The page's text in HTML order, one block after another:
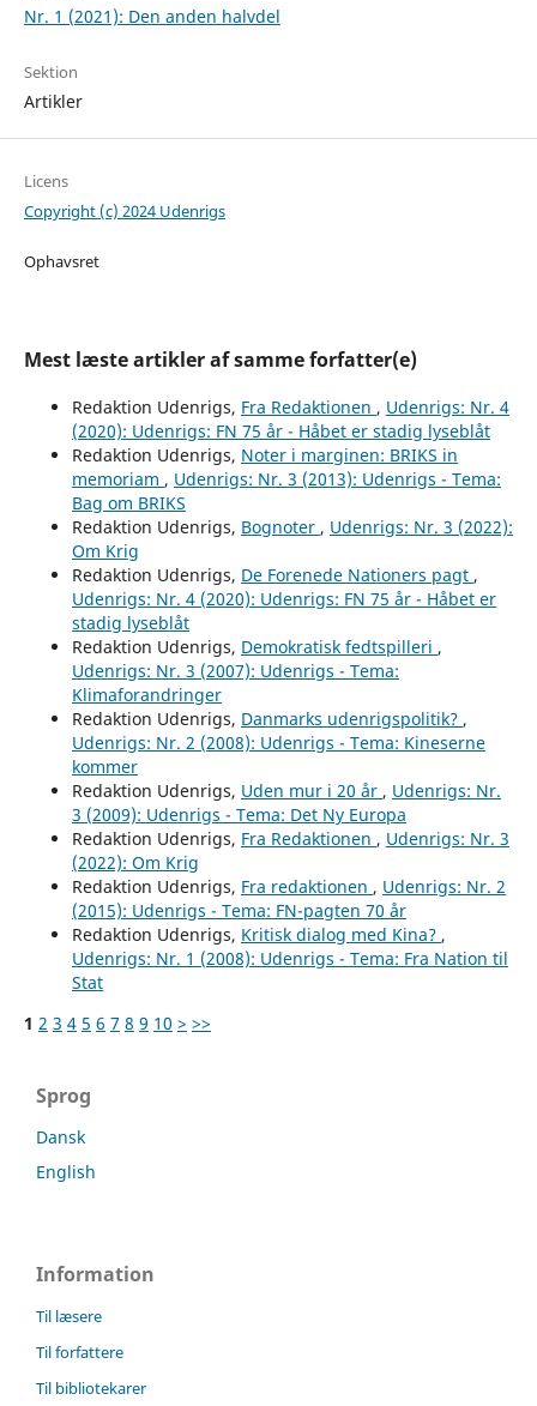
Nr. 1 (2021): Den anden halvdel
Sektion
Artikler
Licens
Copyright (c) 2024 Udenrigs
Ophavsret
Mest læste artikler af samme forfatter(e)
Redaktion Udenrigs, Fra Redaktionen , Udenrigs: Nr. 4
(2020): Udenrigs: FN 75 år - Håbet er stadig lyseblåt
Redaktion Udenrigs, Noter i marginen: BRIKS in
memoriam , Udenrigs: Nr. 3 (2013): Udenrigs - Tema:
Bag om BRIKS
Redaktion Udenrigs, Bognoter , Udenrigs: Nr. 3 (2022):
Om Krig
Redaktion Udenrigs, De Forenede Nationers pagt ,
Udenrigs: Nr. 4 (2020): Udenrigs: FN 75 år - Håbet er
stadig lyseblåt
Redaktion Udenrigs, Demokratisk fedtspilleri ,
Udenrigs: Nr. 3 (2007): Udenrigs - Tema:
Klimaforandringer
Redaktion Udenrigs, Danmarks udenrigspolitik? ,
Udenrigs: Nr. 2 (2008): Udenrigs - Tema: Kineserne
kommer
Redaktion Udenrigs, Uden mur i 20 år , Udenrigs: Nr.
3 (2009): Udenrigs - Tema: Det Ny Europa
Redaktion Udenrigs, Fra Redaktionen , Udenrigs: Nr. 3
(2022): Om Krig
Redaktion Udenrigs, Fra redaktionen , Udenrigs: Nr. 2
(2015): Udenrigs - Tema: FN-pagten 70 år
Redaktion Udenrigs, Kritisk dialog med Kina? ,
Udenrigs: Nr. 1 (2008): Udenrigs - Tema: Fra Nation til
Stat
1 2 3 4 5 6 7 8 9 10 > >>
Sprog
Dansk
English
Information
Til læsere
Til forfattere
Til bibliotekarer